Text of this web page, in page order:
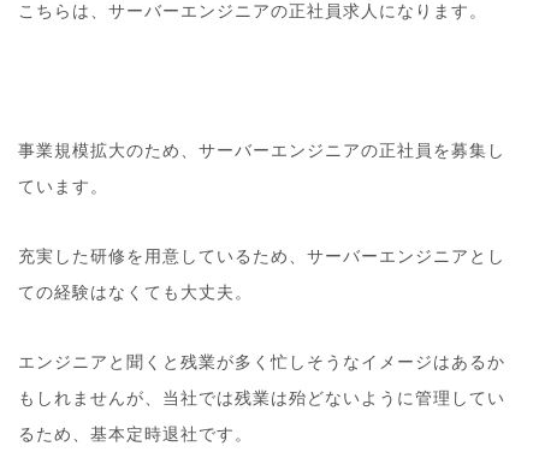
こちらは、サーバーエンジニアの正社員求人になります。
事業規模拡大のため、サーバーエンジニアの正社員を募集し
ています。
充実した研修を用意しているため、サーバーエンジニアとし
ての経験はなくても大丈夫。
エンジニアと聞くと残業が多く忙しそうなイメージはあるか
もしれませんが、当社では残業は殆どないように管理してい
るため、基本定時退社です。